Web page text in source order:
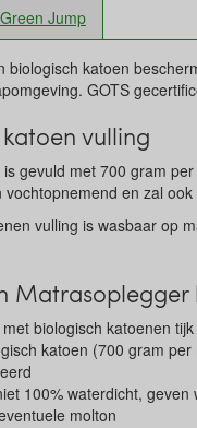
Green Jump
biologisch katoen
GOTS
vulling
gevuld met 700 gram
en zal
vulling is wasbaar op
biologisch katoenen tijk
katoen (700 gram per
100% waterdicht,
molton